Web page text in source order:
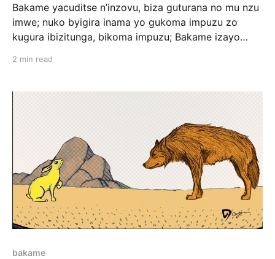
Bakame yacuditse n’inzovu, biza guturana no mu nzu
imwe; nuko byigira inama yo gukoma impuzu zo
kugura ibizitunga, bikoma impuzu; Bakame izayo
Bukeye birazinduka bijya kuzibunza, biragenda
ku mpuzu zo kwambara?’ Nyir’urugo
2 min read
bakame